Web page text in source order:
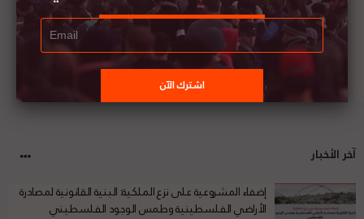
آخر الأخبار
إضفاء المشروعية على نزع الملكية: البنية القانونية لمصادرة
الأراضي الفلسطينية وطمس الوجود الفلسطيني